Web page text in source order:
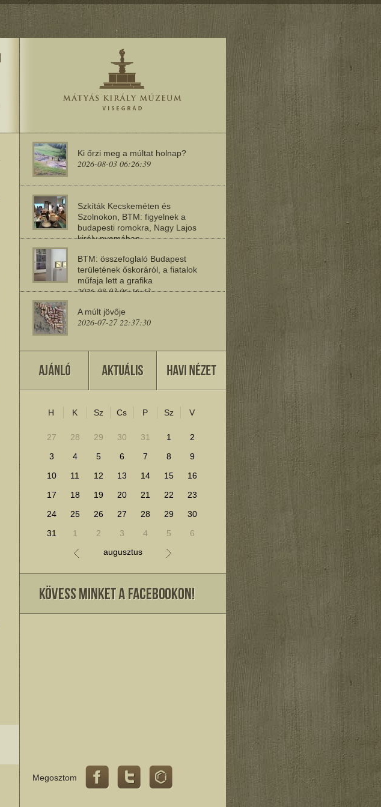
Ki őrzi meg a múltat holnap?
2026-08-03 06:26:39
Szkíták Kecskeméten és
Szolnokon, BTM: figyelnek a
budapesti romokra, Nagy Lajos
király nyomában
BTM: összefoglaló Budapest
területének őskoráról, a fiatalok
műfaja lett a grafika
2026-08-03 06:16:43
A múlt jövője
2026-07-27 22:37:30
Miért szeresd a műemlékeket?
2026-07-25 11:30:41
További cikkek megjelenítéséhez kattints ide!
H K Sz Cs P Sz V
27 28 29 30 31 1
2
3
4 5 6 7 8
9
10
11 12 13 14 15
16
17
18 19 20 21 22
23
24
25 26 27 28 29
30
31
1 2 3 4 5
6
augusztus
Megosztom